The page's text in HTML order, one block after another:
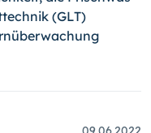
(GLT)